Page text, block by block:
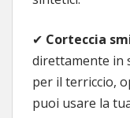
✔ Corteccia
direttamente in
per il terriccio,
puoi usare la